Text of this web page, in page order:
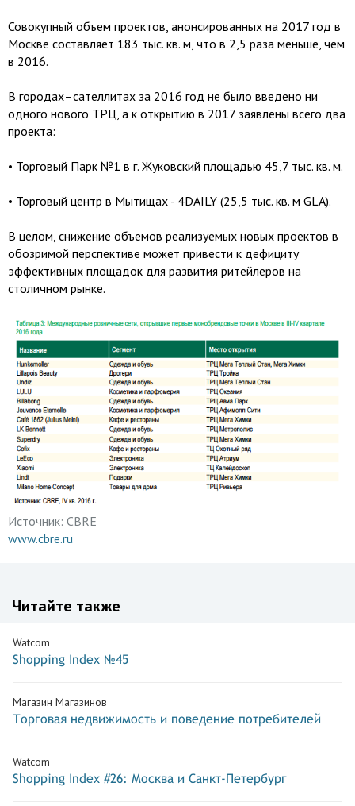
Совокупный объем проектов, анонсированных на 2017 год в
Москве составляет 183 тыс. кв. м, что в 2,5 раза меньше, чем
в 2016.
В городах–сателлитах за 2016 год не было введено ни
одного нового ТРЦ, а к открытию в 2017 заявлены всего два
проекта:
• Торговый Парк №1 в г. Жуковский площадью 45,7 тыс. кв. м.
• Торговый центр в Мытищах - 4DAILY (25,5 тыс. кв. м GLA).
В целом, снижение объемов реализуемых новых проектов в
обозримой перспективе может привести к дефициту
эффективных площадок для развития ритейлеров на
столичном рынке.
Источник: CBRE
www.cbre.ru
Читайте также
Watcom
Shopping Index №45
Магазин Магазинов
Торговая недвижимость и поведение потребителей
Watcom
Shopping Index #26: Москва и Санкт-Петербург